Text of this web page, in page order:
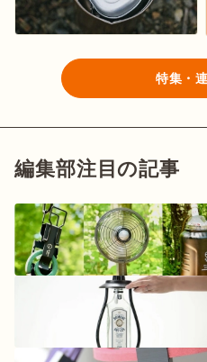
特集・
編集部注目の記事